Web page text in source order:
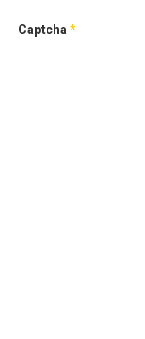
Captcha *